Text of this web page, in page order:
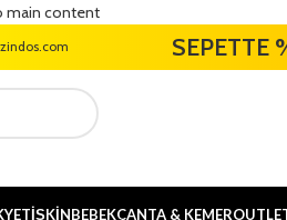
main content
SEPETTE
YETİŞKİNBEBEKÇANTA & KEMER